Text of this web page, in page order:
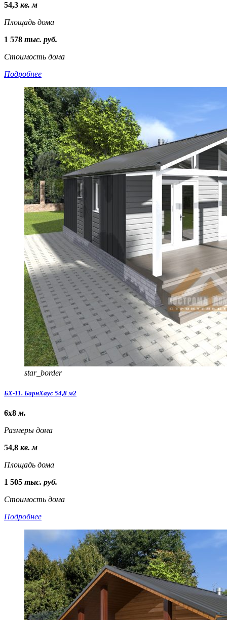
54,3 кв. м
Площадь дома
1 578 тыс. руб.
Стоимость дома
Подробнее
star_border
БХ-11. БарнХаус 54,8 м2
6х8 м.
Размеры дома
54,8 кв. м
Площадь дома
1 505 тыс. руб.
Стоимость дома
Подробнее